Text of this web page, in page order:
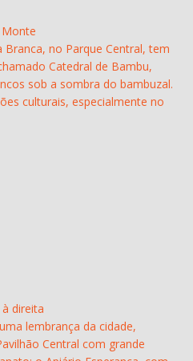
Monte
no Parque Central, tem
Catedral de Bambu,
sob a sombra do bambuzal.
culturais, especialmente no
direita
lembrança da cidade,
Central com grande